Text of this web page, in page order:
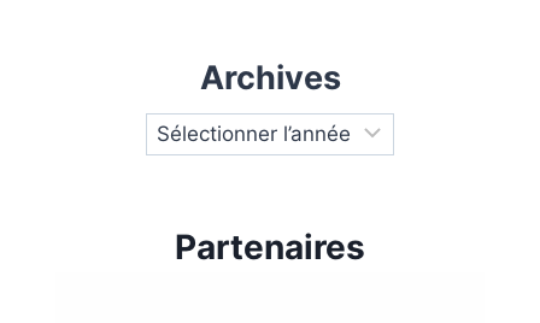
Archives
Partenaires